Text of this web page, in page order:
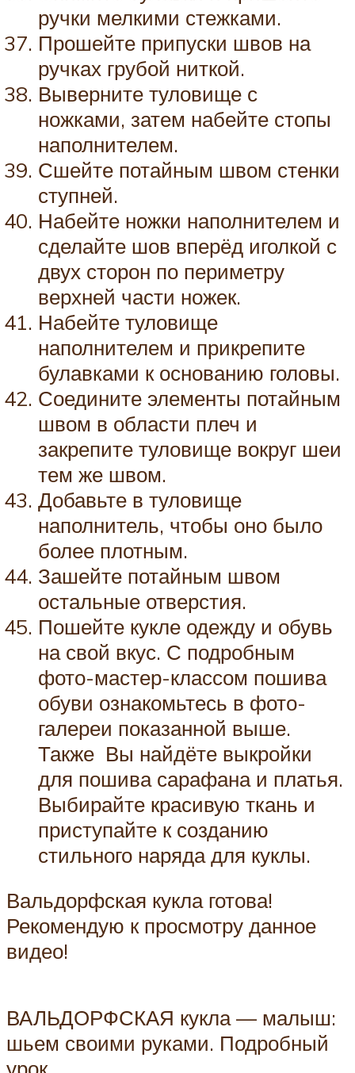
ручки мелкими стежками.
Прошейте припуски швов на
ручках грубой ниткой.
Выверните туловище с
ножками, затем набейте стопы
наполнителем.
Сшейте потайным швом стенки
ступней.
Набейте ножки наполнителем и
сделайте шов вперёд иголкой с
двух сторон по периметру
верхней части ножек.
Набейте туловище
наполнителем и прикрепите
булавками к основанию головы.
Соедините элементы потайным
швом в области плеч и
закрепите туловище вокруг шеи
тем же швом.
Добавьте в туловище
наполнитель, чтобы оно было
более плотным.
Зашейте потайным швом
остальные отверстия.
Пошейте кукле одежду и обувь
на свой вкус. С подробным
фото-мастер-классом пошива
обуви ознакомьтесь в фото-
галереи показанной выше.
Также Вы найдёте выкройки
для пошива сарафана и платья.
Выбирайте красивую ткань и
приступайте к созданию
стильного наряда для куклы.
Вальдорфская кукла готова!
Рекомендую к просмотру данное
видео!
ВАЛЬДОРФСКАЯ кукла — малыш:
шьем своими руками. Подробный